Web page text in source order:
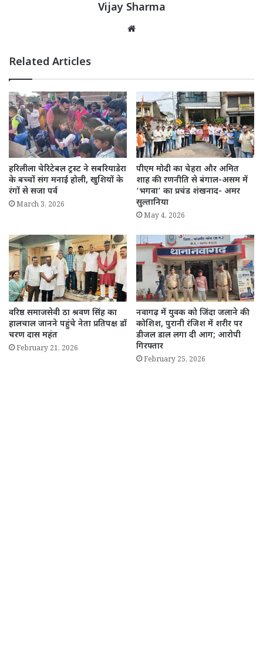
Vijay Sharma
Related Articles
हरिलीला चेरिटेबल ट्रस्ट ने सबरियाडेरा
के बच्चों संग मनाई होली, खुशियों के
रंगों से सजा पर्व
March 3, 2026
पीएम मोदी का चेहरा और अमित
शाह की रणनीति से बंगाल-असम में
‘भगवा’ का प्रचंड शंखनाद- अमर
सुल्तानिया
May 4, 2026
वरिष्ठ समाजसेवी ठा श्रवण सिंह का
हालचाल जानने पहुंचे नेता प्रतिपक्ष डॉ
चरण दास महंत
February 21, 2026
नवागढ़ में युवक को जिंदा जलाने की
कोशिश, पुरानी रंजिश में शरीर पर
डीजल डाल लगा दी आग; आरोपी
गिरफ्तार
February 25, 2026